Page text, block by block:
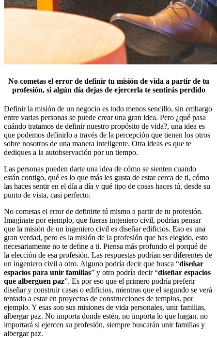
No cometas el error de definir tu misión de vida a partir de tu
profesión, si algún día dejas de ejercerla te sentirás perdido
Definir la misión de un negocio es todo menos sencillo, sin embargo
entre varias personas se puede crear una gran idea. Pero ¿qué pasa
cuándo tratamos de definir nuestro propósito de vida?, una idea es
que podemos definirlo a través de la percepción que tienen los otros
sobre nosotros de una manera inteligente. Otra ideas es que te
dediques a la autobservación por un tiempo.
Las personas pueden darte una idea de cómo se sienten cuando
están contigo, qué es lo que más les gusta de estar cerca de ti, cómo
las haces sentir en el día a día y qué tipo de cosas haces tú, desde su
punto de vista, casi perfecto.
No cometas el error de definirte tú mismo a partir de tu profesión.
Imagínate por ejemplo, que fueras ingeniero civil, podrías pensar
que la misión de un ingeniero civil es diseñar edificios. Eso es una
gran verdad, pero es la misión de la profesión que has elegido, esto
necesariamente no te define a ti. Piensa más profundo el porqué de
la elección de esa profesión. Las respuestas podrían ser diferentes de
un ingeniero civil a otro. Alguno podría decir que busca “diseñar
espacios para unir familias” y otro podría decir “diseñar espacios
que alberguen paz”. Es por eso que el primero podría preferir
diseñar y construir casas o edificios, mientras que el segundo se verá
tentado a estar en proyectos de construcciones de templos, por
ejemplo. Y esas son sus misiones de vida personales, unir familias,
albergar paz. No importa donde estén, no importa lo que hagan, no
importará si ejercen su profesión, siempre buscarán unir familias y
albergar paz.